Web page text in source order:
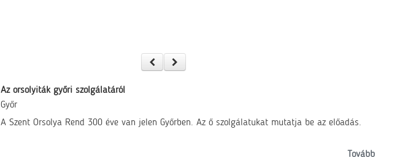
Az orsolyiták győri szolgálatáról
Győr
A Szent Orsolya Rend 300 éve van jelen Győrben. Az ő szolgálatukat mutatja be az előadás.
Tovább